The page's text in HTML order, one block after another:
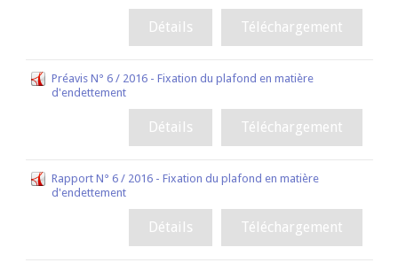
Téléchargement
Détails
Préavis N° 6 / 2016 - Fixation du plafond en matière
d'endettement
Téléchargement
Détails
Rapport N° 6 / 2016 - Fixation du plafond en matière
d'endettement
Téléchargement
Détails